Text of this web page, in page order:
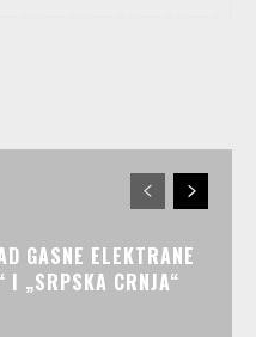
GASNE ELEKTRANE
I „SRPSKA CRNJA“